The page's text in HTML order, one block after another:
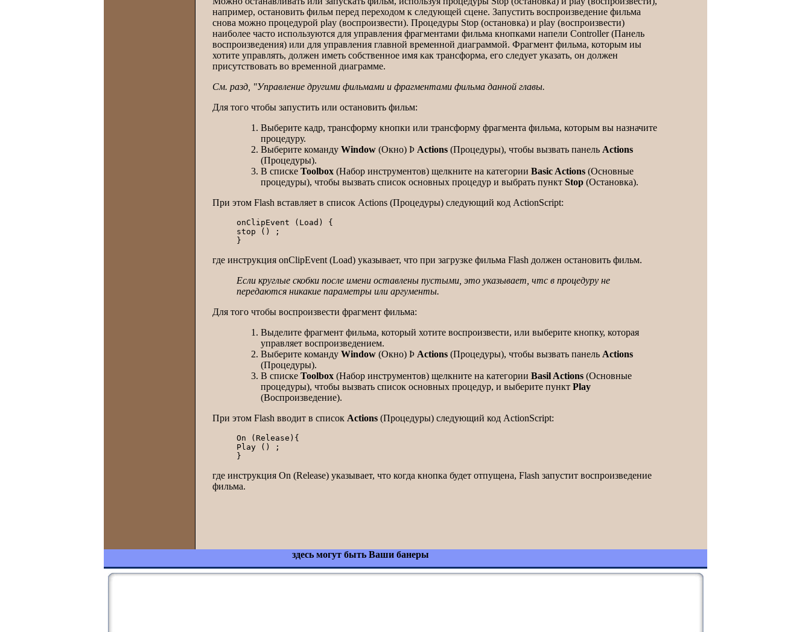
например, остановить фильм перед переходом к следующей сцене. Запустить воспроизведение фильма
снова можно процедурой play (воспроизвести). Процедуры Stop (остановка) и play (воспроизвести)
наиболее часто используются для управления фрагментами фильма кнопками напели Controller (Панель
воспроизведения) или для управления главной временной диаграммой. Фрагмент фильма, которым иы
хотите управлять, должен иметь собственное имя как трансформа, его следует указать, он должен
присутствовать во временной диаграмме.
См. разд, "Управление другими фильмами и фрагментами фильма данной главы.
Для того чтобы запустить или остановить фильм:
Выберите кадр, трансформу кнопки или трансформу фрагмента фильма, которым вы назначите
процедуру.
Выберите команду Window (Окно) Þ Actions (Процедуры), чтобы вызвать панель Actions
(Процедуры).
В списке Toolbox (Набор инструментов) щелкните на категории Basic Actions (Основные
процедуры), чтобы вызвать список основных процедур и выбрать пункт Stop (Остановка).
При этом Flash вставляет в список Actions (Процедуры) следующий код ActionScript:
onClipEvent (Load) {
stop () ;
где инструкция onClipEvent (Load) указывает, что при загрузке фильма Flash должен остановить фильм.
Если круглые скобки после имени оставлены пустыми, это указывает, чтс в процедуру не
передаются никакие параметры или аргументы.
Для того чтобы воспроизвести фрагмент фильма:
Выделите фрагмент фильма, который хотите воспроизвести, или выберите кнопку, которая
управляет воспроизведением.
Выберите команду Window (Окно) Þ Actions (Процедуры), чтобы вызвать панель Actions
(Процедуры).
В списке Toolbox (Набор инструментов) щелкните на категории Basil Actions (Основные
процедуры), чтобы вызвать список основных процедур, и выберите пункт Play
(Воспроизведение).
При этом Flash вводит в список Actions (Процедуры) следующий код ActionScript:
On (Release){
Play () ;
где инструкция On (Release) указывает, что когда кнопка будет отпущена, Flash запустит воспроизведение
фильма.
здесь могут быть Ваши банеры